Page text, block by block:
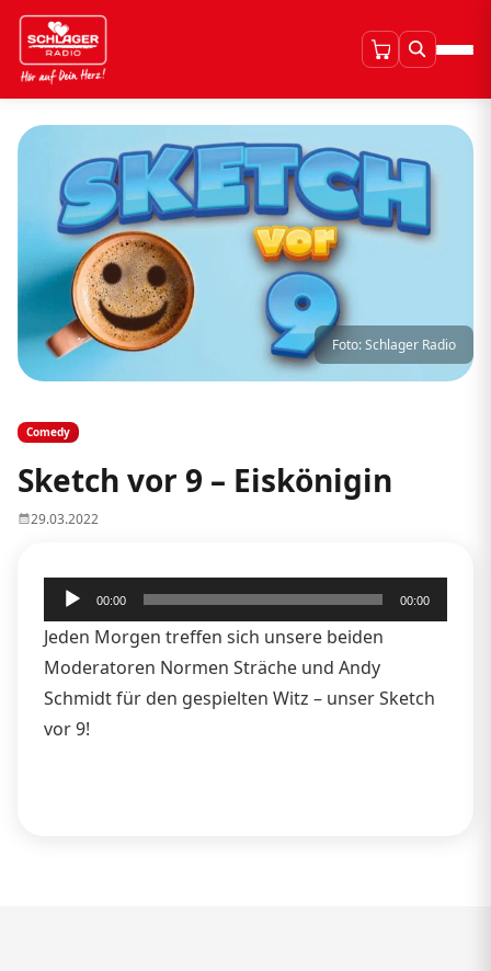
Foto: Schlager Radio
Comedy
Sketch vor 9 – Eiskönigin
29.03.2022
Audio-
Player
00:00 00:00
Jeden Morgen treffen sich unsere beiden
Moderatoren Normen Sträche und Andy
Schmidt für den gespielten Witz – unser Sketch
vor 9!